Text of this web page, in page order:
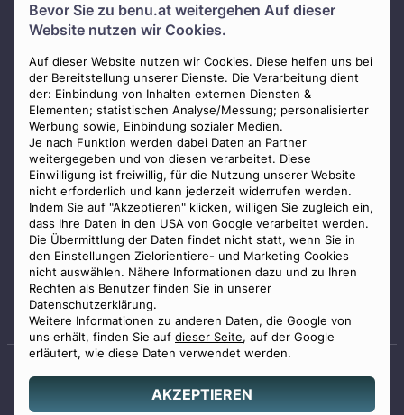
Bevor Sie zu benu.at weitergehen Auf dieser
Website nutzen wir Cookies.
Auf dieser Website nutzen wir Cookies. Diese helfen uns bei
der Bereitstellung unserer Dienste. Die Verarbeitung dient
der: Einbindung von Inhalten externen Diensten &
Elementen; statistischen Analyse/Messung; personalisierter
Werbung sowie, Einbindung sozialer Medien.
Je nach Funktion werden dabei Daten an Partner
weitergegeben und von diesen verarbeitet. Diese
Einwilligung ist freiwillig, für die Nutzung unserer Website
nicht erforderlich und kann jederzeit widerrufen werden.
Indem Sie auf "Akzeptieren" klicken, willigen Sie zugleich ein,
dass Ihre Daten in den USA von Google verarbeitet werden.
Die Übermittlung der Daten findet nicht statt, wenn Sie in
den Einstellungen Zielorientiere- und Marketing Cookies
nicht auswählen. Nähere Informationen dazu und zu Ihren
Rechten als Benutzer finden Sie in unserer
Datenschutzerklärung.
Weitere Informationen zu anderen Daten, die Google von
uns erhält, finden Sie auf dieser Seite, auf der Google
erläutert, wie diese Daten verwendet werden.
AKZEPTIEREN
Über uns
Presse
AGB
Impressum
Datenschutz
Widerrufsbelehrung
Zahlungsmöglichkeiten
Staatlich geprüfter
© 2026 Benu GmbH. Alle Rechte vorbehalten.